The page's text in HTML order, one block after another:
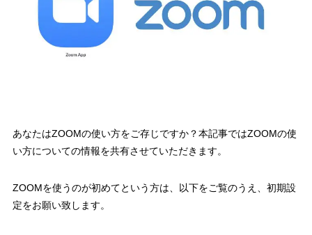
あなたはZOOMの使い方をご存じですか？本記事ではZOOMの使
い方についての情報を共有させていただきます。
ZOOMを使うのが初めてという方は、以下をご覧のうえ、初期設
定をお願い致します。
イヤホンやヘッドフォンを繋いでみる
パソコンのスピーカー設定を確認する
2.1.6 音量ミキサーの設定を確認してみる
パソコンに内蔵カメラがあるか確認する
2.2.3 複数のビデオ設定がないか確認する
2.2.4 Zoom以外でカメラを使っていないか確認する